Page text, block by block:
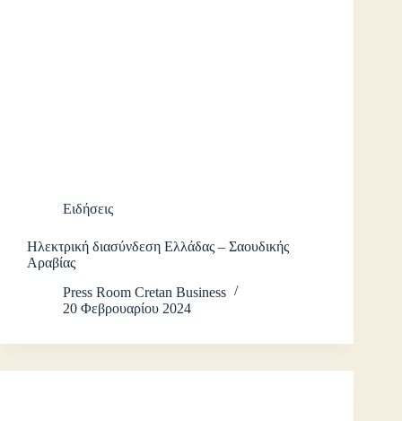
Ειδήσεις
Ηλεκτρική διασύνδεση Ελλάδας – Σαουδικής
Αραβίας
Press Room Cretan Business
20 Φεβρουαρίου 2024